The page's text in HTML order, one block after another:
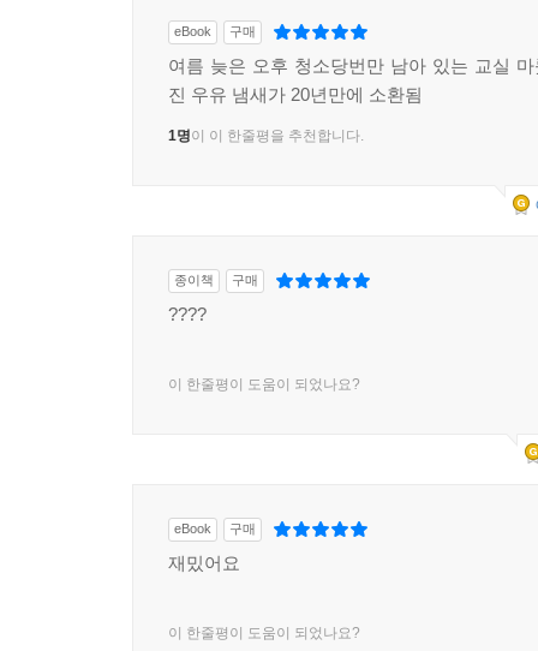
eBook 구매
여름 늦은 오후 청소당번만 남아 있는 교실
진 우유 냄새가 20년만에 소환됨
1명이 이 한줄평을 추천합니다.
종이책 구매
????
이 한줄평이 도움이 되었나요?
eBook 구매
재밌어요
이 한줄평이 도움이 되었나요?